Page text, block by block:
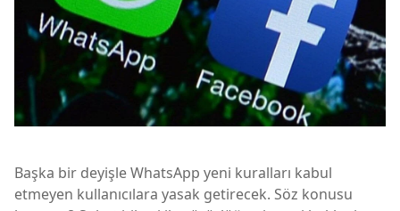
Başka bir deyişle WhatsApp yeni kuralları kabul
etmeyen kullanıcılara yasak getirecek. Söz konusu